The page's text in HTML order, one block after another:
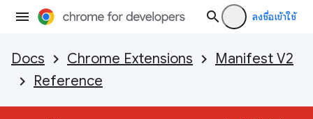
ลงชื่อเข้าใช้
Docs Chrome Extensions
Manifest V2
Reference